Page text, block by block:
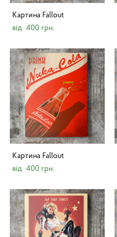
Картина Fallout
від 400 грн.
Картина Fallout
від 400 грн.